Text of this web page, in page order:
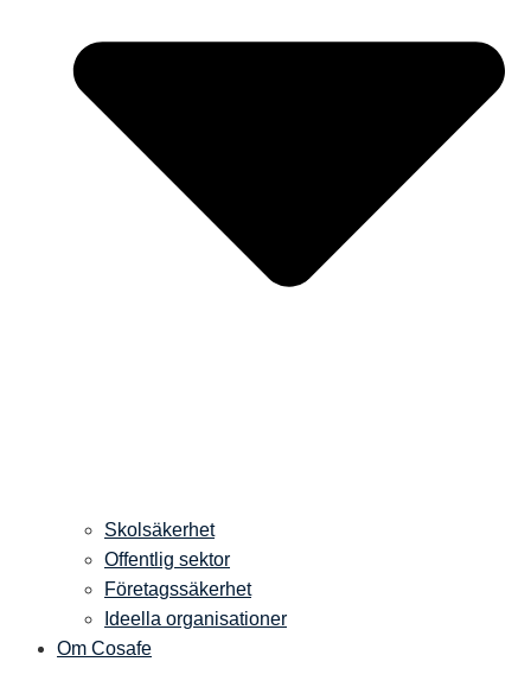
Skolsäkerhet
Offentlig sektor
Företagssäkerhet
Ideella organisationer
Om Cosafe